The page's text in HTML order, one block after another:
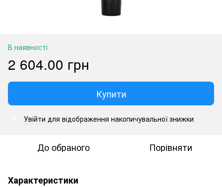
В наявності
2 604.00 грн
Купити
Увійти для відображення накопичувальної знижки
До обраного Порівняти
Характеристики